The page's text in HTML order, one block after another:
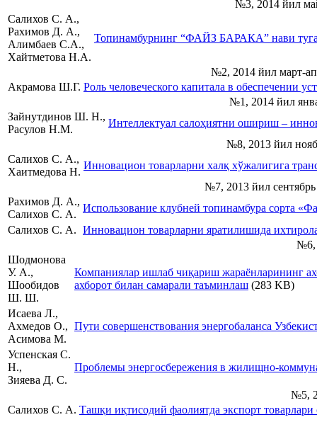
№3, 2014 йил
Салихов С. А.,
Рахимов Д. А.,
Алимбаев С.А.,
Хайтметова Н.А.
Топинамбурнинг “ФАЙЗ БАРАКА” нави
№2, 2014 йил март-
Акрамова Ш.Г. Роль человеческого капитала в обеспечении
№1, 2014 йил
Зайнутдинов Ш. Н.,
Расулов Н.М.
Интеллектуал салоҳиятни ошириш –
№8, 2013 йил
Салихов С. А.,
Хаитмедова Н.
Инновацион товарларни халқ хўжалигига
№7, 2013 йил сентябрь
Рахимов Д. А.,
Салихов С. А.
Использование клубней топинамбура сорта
Салихов С. А. Инновацион товарларни яратилишида
№6,
Шодмонова
У. А.,
Шообидов
Ш. Ш.
Компаниялар ишлаб чиқариш жараёнларининг
ахборот билан самарали таъминлаш (283 KB)
Исаева Л.,
Ахмедов О.,
Асимова М.
Пути совершенствования энергобаланса
Успенская С.
Н.,
Зияева Д. С.
Проблемы энергосбережения в жилищно-
№5,
Салихов С. А. Ташқи иқтисодий фаолиятда экспорт